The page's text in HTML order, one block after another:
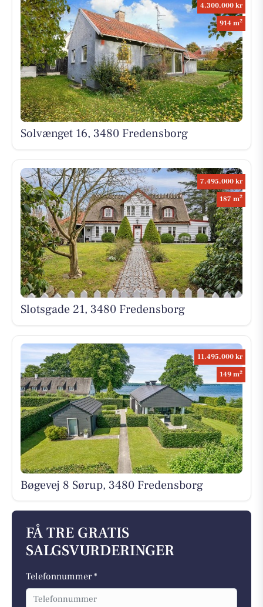
4.300.000 kr
914 m2
Solvænget 16, 3480 Fredensborg
7.495.000 kr
187 m2
Slotsgade 21, 3480 Fredensborg
11.495.000 kr
149 m2
Bøgevej 8 Sørup, 3480 Fredensborg
FÅ TRE GRATIS
SALGSVURDERINGER
Telefonnummer *